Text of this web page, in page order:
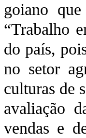
goiano
“Trabalho
do país,
no setor
culturas de
avaliação
vendas e